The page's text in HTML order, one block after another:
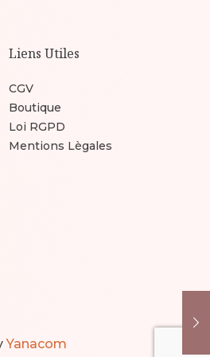
Liens Utiles
CGV
Boutique
Loi RGPD
Mentions Lègales
Yanacom